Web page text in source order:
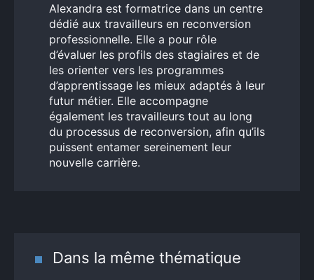
Alexandra est formatrice dans un centre
dédié aux travailleurs en reconversion
professionnelle. Elle a pour rôle
d’évaluer les profils des stagiaires et de
les orienter vers les programmes
d’apprentissage les mieux adaptés à leur
futur métier. Elle accompagne
également les travailleurs tout au long
du processus de reconversion, afin qu’ils
puissent entamer sereinement leur
nouvelle carrière.
Dans la même thématique